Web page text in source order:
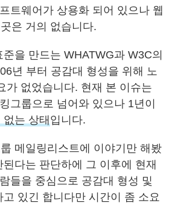
트웨어가 상용화 되어 있으나 웹
은 거의 없습니다.
을 만드는 WHATWG과 W3C의
년 부터 공감대 형성을 위해 노
가 없었습니다. 현재 본 이슈는
그룹으로 넘어와 있으나 1년이
없는 상태입니다.
메일링리스트에 이야기만 해봤
다는 판단하에 그 이후에 현재
들을 중심으로 공감대 형성 및
있긴 합니다만 시간이 좀 소요